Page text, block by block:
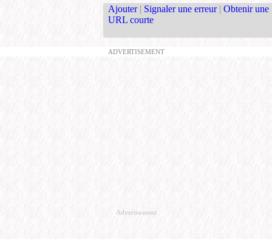
Ajouter | Signaler une erreur | Obtenir une
URL courte
ADVERTISEMENT
Advertisement